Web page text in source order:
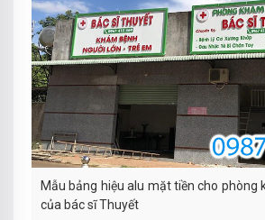
Mẫu bảng hiệu alu mặt tiền cho phòng
của bác sĩ Thuyết